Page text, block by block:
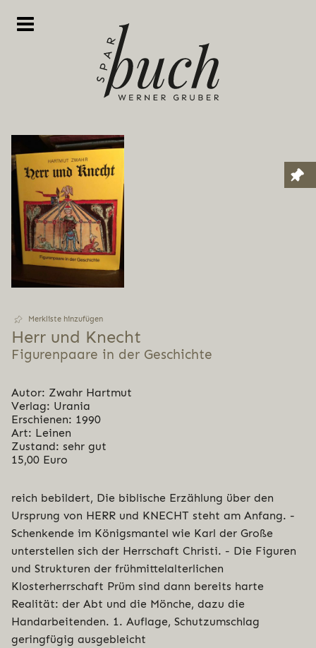
Merkliste hinzufügen
Herr und Knecht
Figurenpaare in der Geschichte
Autor: Zwahr Hartmut
Verlag: Urania
Erschienen: 1990
Art: Leinen
Zustand: sehr gut
15,00 Euro
reich bebildert, Die biblische Erzählung über den
Ursprung von HERR und KNECHT steht am Anfang. -
Schenkende im Königsmantel wie Karl der Große
unterstellen sich der Herrschaft Christi. - Die Figuren
und Strukturen der frühmittelalterlichen
Klosterherrschaft Prüm sind dann bereits harte
Realität: der Abt und die Mönche, dazu die
Handarbeitenden. 1. Auflage, Schutzumschlag
geringfügig ausgebleicht